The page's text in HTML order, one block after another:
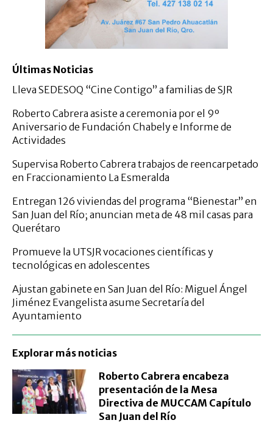
Últimas Noticias
Lleva SEDESOQ “Cine Contigo” a familias de SJR
Roberto Cabrera asiste a ceremonia por el 9º
Aniversario de Fundación Chabely e Informe de
Actividades
Supervisa Roberto Cabrera trabajos de reencarpetado
en Fraccionamiento La Esmeralda
Entregan 126 viviendas del programa “Bienestar” en
San Juan del Río; anuncian meta de 48 mil casas para
Querétaro
Promueve la UTSJR vocaciones científicas y
tecnológicas en adolescentes
Ajustan gabinete en San Juan del Río: Miguel Ángel
Jiménez Evangelista asume Secretaría del
Ayuntamiento
Explorar más noticias
Roberto Cabrera encabeza
presentación de la Mesa
Directiva de MUCCAM Capítulo
San Juan del Río